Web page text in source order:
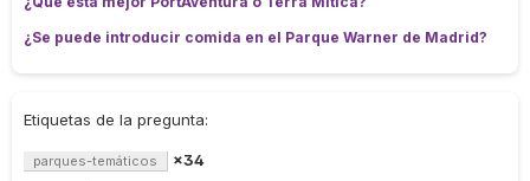
¿Se puede introducir comida en el Parque Warner de Madrid?
Etiquetas de la pregunta:
parques-temáticos ×34